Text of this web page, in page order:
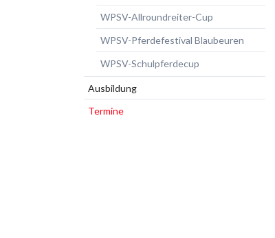
WPSV-Allroundreiter-Cup
WPSV-Pferdefestival Blaubeuren
WPSV-Schulpferdecup
Ausbildung
Termine